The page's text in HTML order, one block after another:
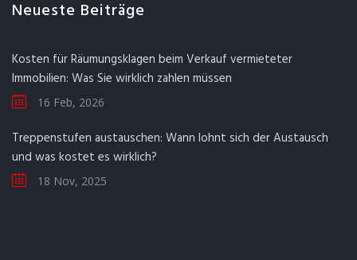
Neueste Beiträge
Kosten für Räumungsklagen beim Verkauf vermieteter
Immobilien: Was Sie wirklich zahlen müssen
16 Feb, 2026
Treppenstufen austauschen: Wann lohnt sich der Austausch
und was kostet es wirklich?
18 Nov, 2025